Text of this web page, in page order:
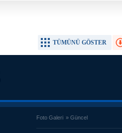
TÜMÜNÜ GÖSTER
Foto Galeri » Güncel